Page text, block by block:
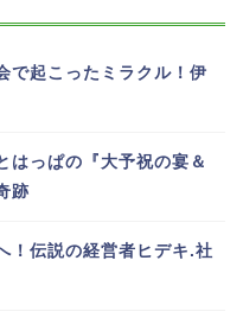
で起こったミラクル！伊
はっぱの『大予祝の宴＆
跡
！伝説の経営者ヒデキ.社